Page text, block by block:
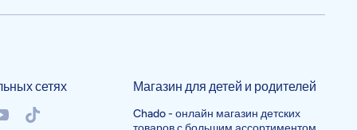
сетях
chadouzb@chado982
tiktokcom/@chadouzb
Магазин для детей и родителей
Chado - онлайн магазин детских